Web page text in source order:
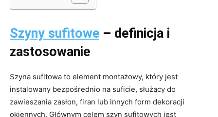
Szyny sufitowe – definicja i
zastosowanie
Szyna sufitowa to element montażowy, który jest
instalowany bezpośrednio na suficie, służący do
zawieszania zasłon, firan lub innych form dekoracji
okiennych. Głównym celem szyn sufitowych jest